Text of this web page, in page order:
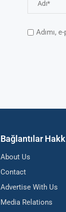
Adımı,
Bağlantılar
About Us
Contact
Advertise With Us
Media Relations